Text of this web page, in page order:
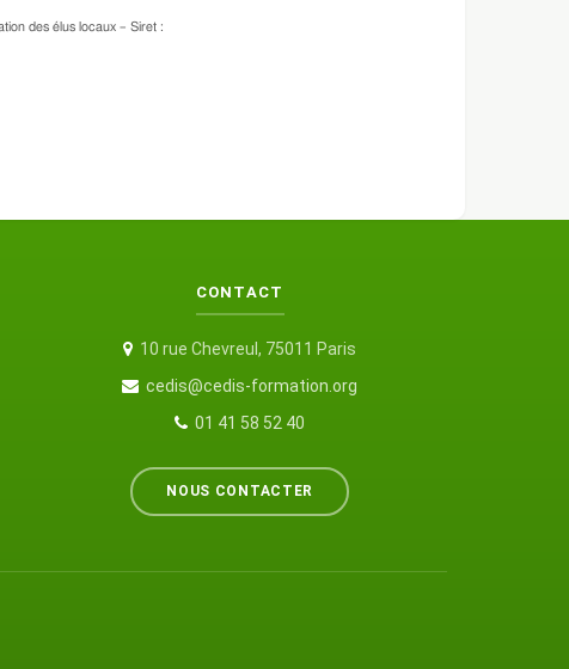
des élus locaux – Siret :
CONTACT
10 rue Chevreul, 75011 Paris
cedis@cedis-formation.org
01 41 58 52 40
NOUS CONTACTER